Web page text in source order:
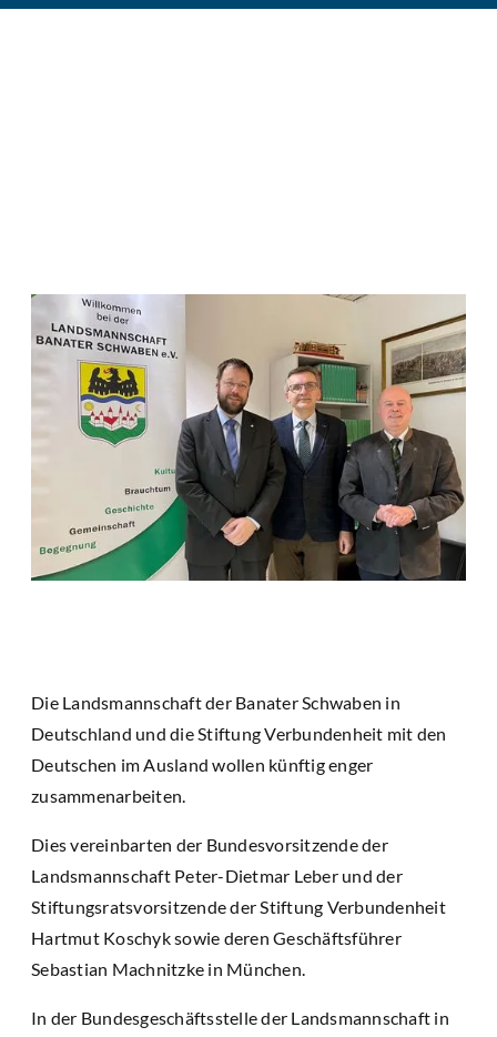
Die Landsmannschaft der Banater Schwaben in
Deutschland und die Stiftung Verbundenheit mit den
Deutschen im Ausland wollen künftig enger
zusammenarbeiten.
Dies vereinbarten der Bundesvorsitzende der
Landsmannschaft Peter-Dietmar Leber und der
Stiftungsratsvorsitzende der Stiftung Verbundenheit
Hartmut Koschyk sowie deren Geschäftsführer
Sebastian Machnitzke in München.
In der Bundesgeschäftsstelle der Landsmannschaft in